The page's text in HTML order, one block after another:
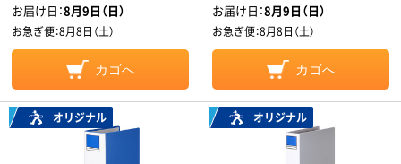
お届け日：8月9日（日）
お急ぎ便：8月8日（土）
カゴへ
お届け日：8月9日（日）
お急ぎ便：8月8日（土）
カゴへ
オリジナル オリジナル